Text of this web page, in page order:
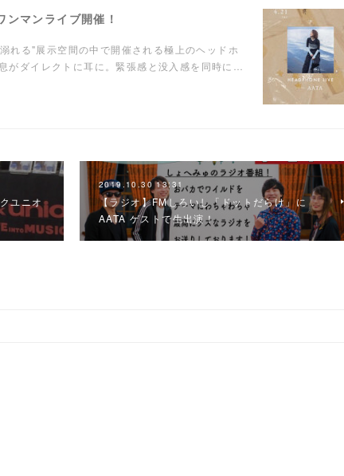
マンライブ開催！
る"展示空間の中で開催される極上のヘッドホ
がダイレクトに耳に。緊張感と没入感を同時に…
ユニオ
2019.10.30 13:31
【ラジオ】FMしろいし「ドットだらけ」に
AATA ゲストで生出演！